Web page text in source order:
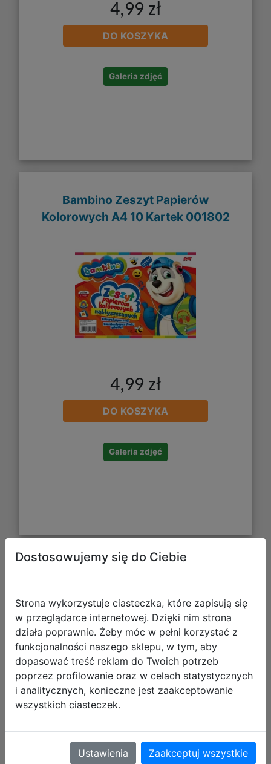
4,99 zł
DO KOSZYKA
Galeria zdjęć
Bambino Zeszyt Papierów
Kolorowych A4 10 Kartek 001802
4,99 zł
DO KOSZYKA
Galeria zdjęć
Bambino Blok Techniczny z
001567
Dostosowujemy się do Ciebie
Strona wykorzystuje ciasteczka, które zapisują się
w przeglądarce internetowej. Dzięki nim strona
działa poprawnie. Żeby móc w pełni korzystać z
funkcjonalności naszego sklepu, w tym, aby
dopasować treść reklam do Twoich potrzeb
poprzez profilowanie oraz w celach statystycznych
i analitycznych, konieczne jest zaakceptowanie
wszystkich ciasteczek.
Ustawienia Zaakceptuj wszystkie